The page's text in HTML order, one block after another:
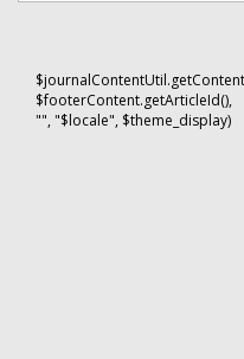
$footerContent.getArticleId(),
"", "$locale", $theme_display)